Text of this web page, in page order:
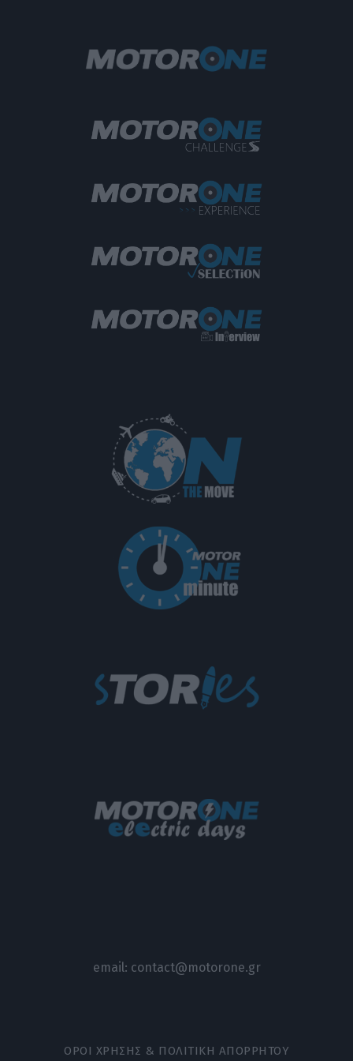
email: contact@motorone.gr
ΟΡΟΙ ΧΡΗΣΗΣ & ΠΟΛΙΤΙΚΗ ΑΠΟΡΡΗΤΟΥ